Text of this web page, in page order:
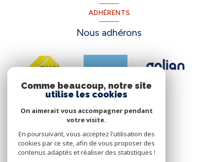
ADHÉRENTS
Nous adhérons
Comme beaucoup, notre site
utilise les cookies
On aimerait vous accompagner pendant
votre visite.
En poursuivant, vous acceptez l'utilisation des
cookies par ce site, afin de vous proposer des
contenus adaptés et réaliser des statistiques !